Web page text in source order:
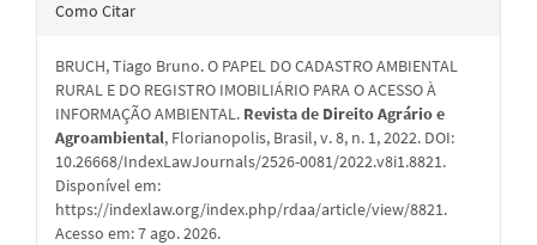
artigo
Como Citar
BRUCH, Tiago Bruno. O PAPEL DO CADASTRO AMBIENTAL
RURAL E DO REGISTRO IMOBILIÁRIO PARA O ACESSO À
INFORMAÇÃO AMBIENTAL. Revista de Direito Agrário e
Agroambiental, Florianopolis, Brasil, v. 8, n. 1, 2022. DOI:
10.26668/IndexLawJournals/2526-0081/2022.v8i1.8821.
Disponível em:
https://indexlaw.org/index.php/rdaa/article/view/8821.
Acesso em: 7 ago. 2026.